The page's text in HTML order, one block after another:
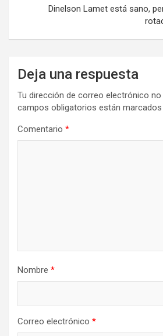
Dinelson Lamet está sano,
Deja una respuesta
Tu dirección de correo electrónico no
campos obligatorios están
Comentario *
Nombre *
Correo electrónico *